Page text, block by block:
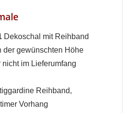
Dekoschal mit Reihband
der gewünschten Höhe
im Lieferumfang
Reihband,
Vorhang
add_circle_outline Neue Liste anlegen
erstellen
sein, um Artikel Ihrer